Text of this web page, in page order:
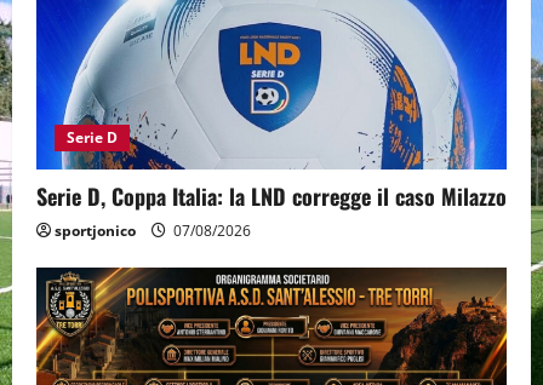
Serie D
Serie D, Coppa Italia: la LND corregge il caso Milazzo
sportjonico 07/08/2026